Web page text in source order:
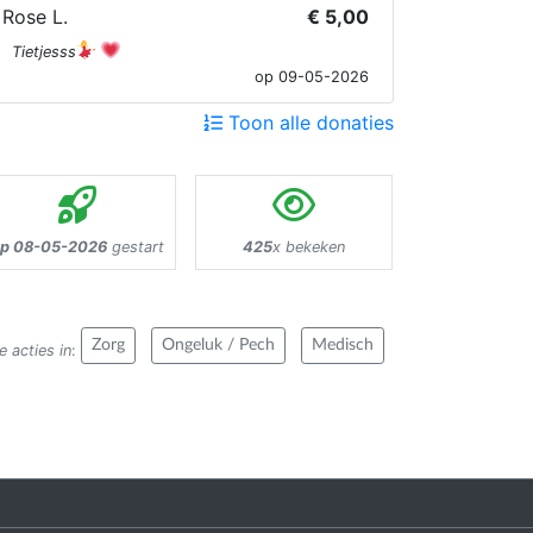
Rose L. € 5,00
Tietjesss
op 09-05-2026
Toon alle donaties
08-05-2026 gestart 425x bekeken
acties in: Zorg Ongeluk / Pech Medisch